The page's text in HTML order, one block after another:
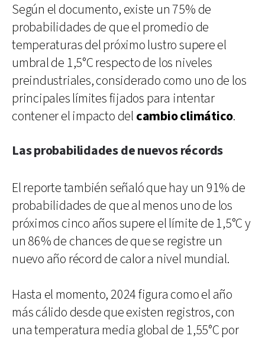
Según el documento, existe un 75% de
probabilidades de que el promedio de
temperaturas del próximo lustro supere el
umbral de 1,5°C respecto de los niveles
preindustriales, considerado como uno de los
principales límites fijados para intentar
contener el impacto del cambio climático.
Las probabilidades de nuevos récords
El reporte también señaló que hay un 91% de
probabilidades de que al menos uno de los
próximos cinco años supere el límite de 1,5°C y
un 86% de chances de que se registre un
nuevo año récord de calor a nivel mundial.
Hasta el momento, 2024 figura como el año
más cálido desde que existen registros, con
una temperatura media global de 1,55°C por